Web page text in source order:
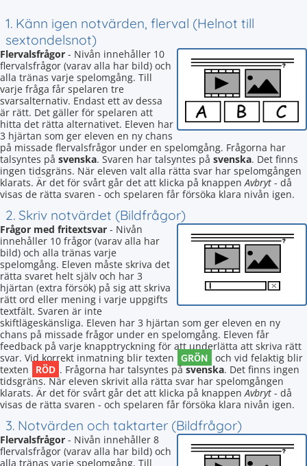
1. Känn igen notvärden, flerval (Helnot till
sextondelsnot)
Flervalsfrågor - Nivån innehåller 10
flervalsfrågor (varav alla har bild) och
alla tränas varje spelomgång. Till
varje fråga får spelaren tre
svarsalternativ. Endast ett av dessa
är rätt. Det gäller för spelaren att
hitta det rätta alternativet. Eleven har
3 hjärtan som ger eleven en ny chans
på missade flervalsfrågor under en spelomgång. Frågorna har
talsyntes på svenska. Svaren har talsyntes på svenska. Det finns
ingen tidsgräns. När eleven valt alla rätta svar har spelomgången
klarats. Är det för svårt går det att klicka på knappenAvbryt - då
visas de rätta svaren - och spelaren får försöka klara nivån igen.
2. Skriv notvärdet (Bildfrågor)
Frågor med fritextsvar - Nivån
innehåller 10 frågor (varav alla har
bild) och alla tränas varje
spelomgång. Eleven måste skriva det
rätta svaret helt själv och har 3
hjärtan (extra försök) på sig att skriva
rätt ord eller mening i varje uppgifts
textfält. Svaren är inte
skiftlägeskänsliga. Eleven har 3 hjärtan som ger eleven en ny
chans på missade frågor under en spelomgång. Eleven får
feedback på varje knapptryckning för att underlätta att skriva rätt
svar. Vid korrekt inmatning blir texten GRÖN och vid felaktig blir
texten
RÖD . Frågorna har talsyntes påsvenska. Det finns ingen
tidsgräns. När eleven skrivit alla rätta svar har spelomgången
klarats. Är det för svårt går det att klicka på knappenAvbryt - då
visas de rätta svaren - och spelaren får försöka klara nivån igen.
3. Notvärden och taktarter (Bildfrågor)
Flervalsfrågor - Nivån innehåller 8
flervalsfrågor (varav alla har bild) och
alla tränas varje spelomgång. Till